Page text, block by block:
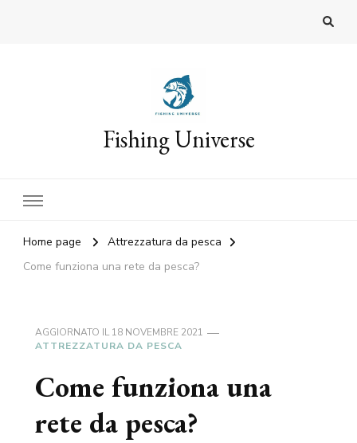
Fishing Universe
Home page
Attrezzatura da pesca
Come funziona una rete da pesca?
AGGIORNATO IL18 NOVEMBRE 2021
ATTREZZATURA DA PESCA
Come funziona una
rete da pesca?